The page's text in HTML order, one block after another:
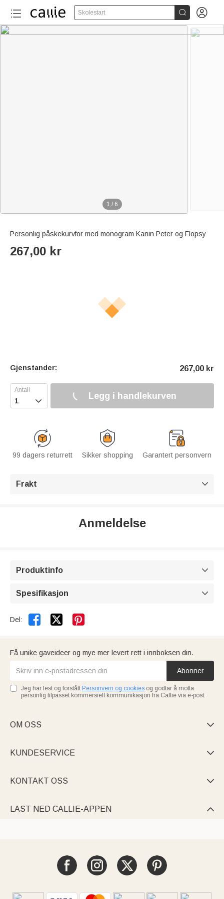
Skolestart  
1 / 6
Personlig påskekurvfor med monogram Kanin Peter og Flopsy
267,00 kr
Gjenstander: 267,00 kr
 Legg i handlekurven
99 dagers returrett Sikker shopping Garantert personvern
Frakt 
Anmeldelse
Produktinfo 
Spesifikasjon 
Del:  
Få unike gaveideer og mye mer levert rett i innboksen din.
Abonner
Jeg har lest og forstått Personvern og cookies og godtar å motta
personlig tilpasset kommersiell kommunikasjon fra Callie via e-post.
OM OSS 
KUNDESERVICE 
KONTAKT OSS 
LAST NED CALLIE-APPEN 